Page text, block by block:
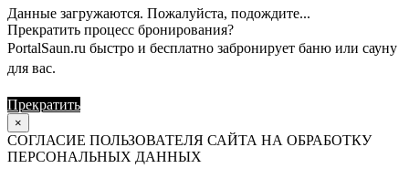
Данные загружаются. Пожалуйста, подождите...
Прекратить процесс бронирования?
PortalSaun.ru быстро и бесплатно забронирует баню или сауну
для вас.
Прекратить
×
СОГЛАСИЕ ПОЛЬЗОВАТЕЛЯ САЙТА НА ОБРАБОТКУ
ПЕРСОНАЛЬНЫХ ДАННЫХ